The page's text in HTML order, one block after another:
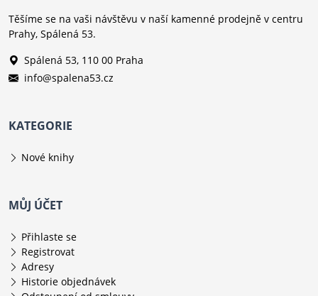
Těšíme se na vaši návštěvu v naší kamenné prodejně v centru
Prahy, Spálená 53.
Spálená 53, 110 00 Praha
info@spalena53.cz
KATEGORIE
Nové knihy
MŮJ ÚČET
Přihlaste se
Registrovat
Adresy
Historie objednávek